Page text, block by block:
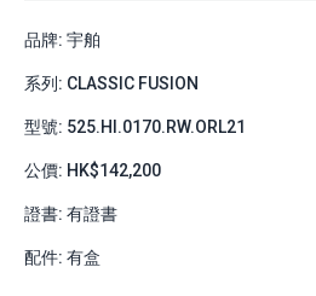
品牌: 宇舶
系列: CLASSIC FUSION
型號: 525.HI.0170.RW.ORL21
公價: HK$142,200
證書: 有證書
配件: 有盒